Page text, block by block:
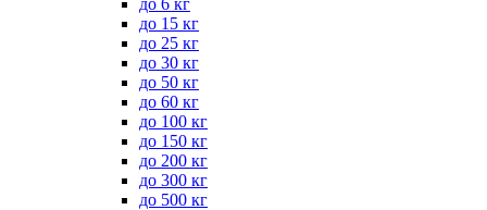
до 6 кг
до 15 кг
до 25 кг
до 30 кг
до 50 кг
до 60 кг
до 100 кг
до 150 кг
до 200 кг
до 300 кг
до 500 кг